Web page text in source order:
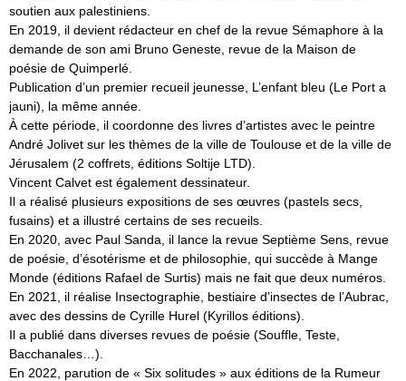
soutien aux palestiniens.
En 2019, il devient rédacteur en chef de la revue Sémaphore à la
demande de son ami Bruno Geneste, revue de la Maison de
poésie de Quimperlé.
Publication d’un premier recueil jeunesse, L’enfant bleu (Le Port a
jauni), la même année.
À cette période, il coordonne des livres d’artistes avec le peintre
André Jolivet sur les thèmes de la ville de Toulouse et de la ville de
Jérusalem (2 coffrets, éditions Soltije LTD).
Vincent Calvet est également dessinateur.
Il a réalisé plusieurs expositions de ses œuvres (pastels secs,
fusains) et a illustré certains de ses recueils.
En 2020, avec Paul Sanda, il lance la revue Septième Sens, revue
de poésie, d’ésotérisme et de philosophie, qui succède à Mange
Monde (éditions Rafael de Surtis) mais ne fait que deux numéros.
En 2021, il réalise Insectographie, bestiaire d’insectes de l’Aubrac,
avec des dessins de Cyrille Hurel (Kyrillos éditions).
Il a publié dans diverses revues de poésie (Souffle, Teste,
Bacchanales…).
En 2022, parution de « Six solitudes » aux éditions de la Rumeur